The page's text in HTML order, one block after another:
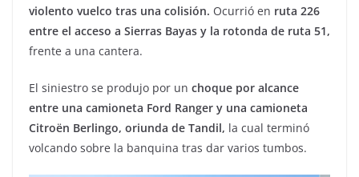
violento vuelco tras una colisión. Ocurrió en ruta 226
entre el acceso a Sierras Bayas y la rotonda de ruta 51,
frente a una cantera.
El siniestro se produjo por un choque por alcance
entre una camioneta Ford Ranger y una camioneta
Citroën Berlingo, oriunda de Tandil, la cual terminó
volcando sobre la banquina tras dar varios tumbos.